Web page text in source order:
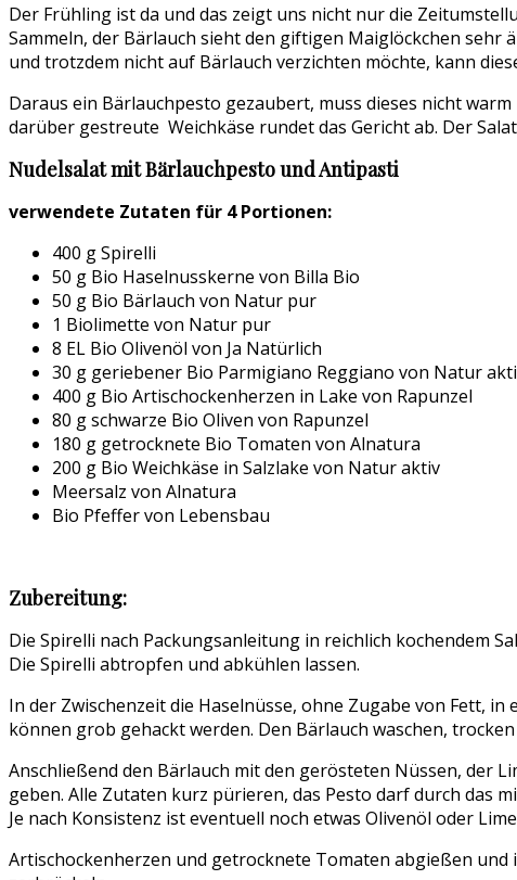
Der Frühling ist da und das zeigt uns nicht nur die
Sammeln, der Bärlauch sieht den giftigen Maiglöckchen sehr
und trotzdem nicht auf Bärlauch verzichten möchte, kann
Daraus ein Bärlauchpesto gezaubert, muss dieses nicht
darüber gestreute Weichkäse rundet das Gericht ab. Der
Nudelsalat mit Bärlauchpesto und Antipasti
verwendete Zutaten für 4 Portionen:
400 g Spirelli
50 g Bio Haselnusskerne von Billa Bio
50 g Bio Bärlauch von Natur pur
1 Biolimette von Natur pur
8 EL Bio Olivenöl von Ja Natürlich
30 g geriebener Bio Parmigiano Reggiano von Natur
400 g Bio Artischockenherzen in Lake von Rapunzel
80 g schwarze Bio Oliven von Rapunzel
180 g getrocknete Bio Tomaten von Alnatura
200 g Bio Weichkäse in Salzlake von Natur aktiv
Meersalz von Alnatura
Bio Pfeffer von Lebensbau
Zubereitung:
Die Spirelli nach Packungsanleitung in reichlich kochendem
Die Spirelli abtropfen und abkühlen lassen.
In der Zwischenzeit die Haselnüsse, ohne Zugabe von Fett,
können grob gehackt werden. Den Bärlauch waschen,
Anschließend den Bärlauch mit den gerösteten Nüssen, der
geben. Alle Zutaten kurz pürieren, das Pesto darf durch das
Je nach Konsistenz ist eventuell noch etwas Olivenöl oder
Artischockenherzen und getrocknete Tomaten abgießen und